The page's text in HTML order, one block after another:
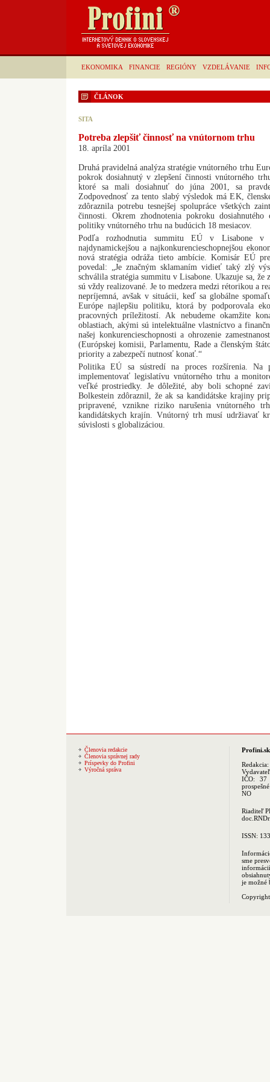
EKONOMIKA FINANCIE REGIÓNY VZDELÁVANIE
ČLÁNOK
SITA
Potreba zlepšiť činnosť na vnútornom trhu
18. apríla 2001
Druhá pravidelná analýza stratégie vnútorného trhu
pokrok dosiahnutý v zlepšení činnosti vnútorného
ktoré sa mali dosiahnuť do júna 2001, sa
Zodpovednosť za tento slabý výsledok má EK,
zdôraznila potrebu tesnejšej spolupráce všetkých
činnosti. Okrem zhodnotenia pokroku
politiky vnútorného trhu na budúcich 18 mesiacov.
Podľa rozhodnutia summitu EÚ v Lisabone
najdynamickejšou a najkonkurencieschopnejšou
nová stratégia odráža tieto ambície. Komisár EÚ
povedal: „Je značným sklamaním vidieť taký zlý
schválila stratégia summitu v Lisabone. Ukazuje sa, že
sú vždy realizované. Je to medzera medzi rétorikou a
nepríjemná, avšak v situácii, keď sa globálne
Európe najlepšiu politiku, ktorá by podporovala
pracovných príležitostí. Ak nebudeme okamžite
oblastiach, akými sú intelektuálne vlastníctvo a
našej konkurencieschopnosti a ohrozenie
(Európskej komisii, Parlamentu, Rade a členským
priority a zabezpečí nutnosť konať.“
Politika EÚ sa sústredí na proces rozšírenia. Na
implementovať legislatívu vnútorného trhu a
veľké prostriedky. Je dôležité, aby boli schopné
Bolkestein zdôraznil, že ak sa kandidátske krajiny
pripravené, vznikne riziko narušenia vnútorného
kandidátskych krajín. Vnútorný trh musí udržiavať
súvislosti s globalizáciou.
Členovia redakcie
Členovia správnej rady
Príspevky do Profini
Výročná správa
Profini.sk
Redakcia:
IČO: 37
NO
Riaditeľ
ISSN:
sme
je možné